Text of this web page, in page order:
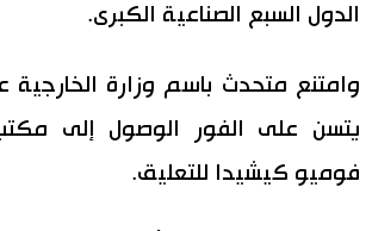
إعلان
الدول السبع الصناعية الكبرى.
وامتنع متحدث باسم وزارة الخارجية
يتسن على الفور الوصول إلى
فوميو كيشيدا للتعليق.